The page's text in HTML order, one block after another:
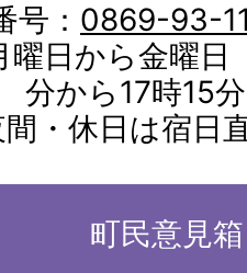
号： 0869-93-
曜日から金曜
分から17時15
・休日は宿日
町民意見箱